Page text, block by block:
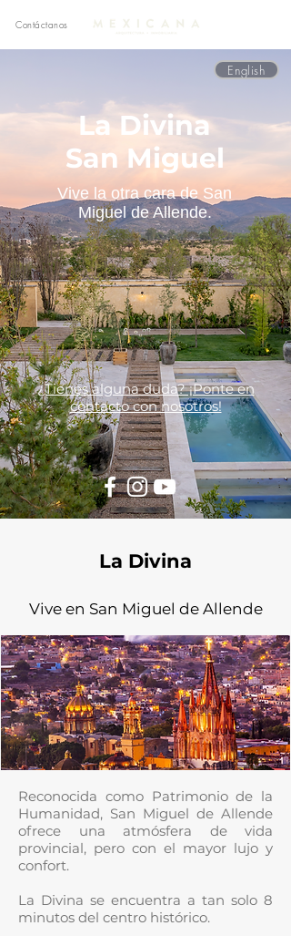
Contáctanos
English
La Divina
San Miguel
Vive la otra cara de San
Miguel de Allende.
¿Tienes alguna duda? ¡Ponte en
contacto con nosotros!
La Divina
Vive en San Miguel de Allende
Reconocida como Patrimonio de la
Humanidad, San Miguel de Allende
ofrece una atmósfera de vida
provincial, pero con el mayor lujo y
confort.
La Divina se encuentra a tan solo 8
minutos del centro histórico.